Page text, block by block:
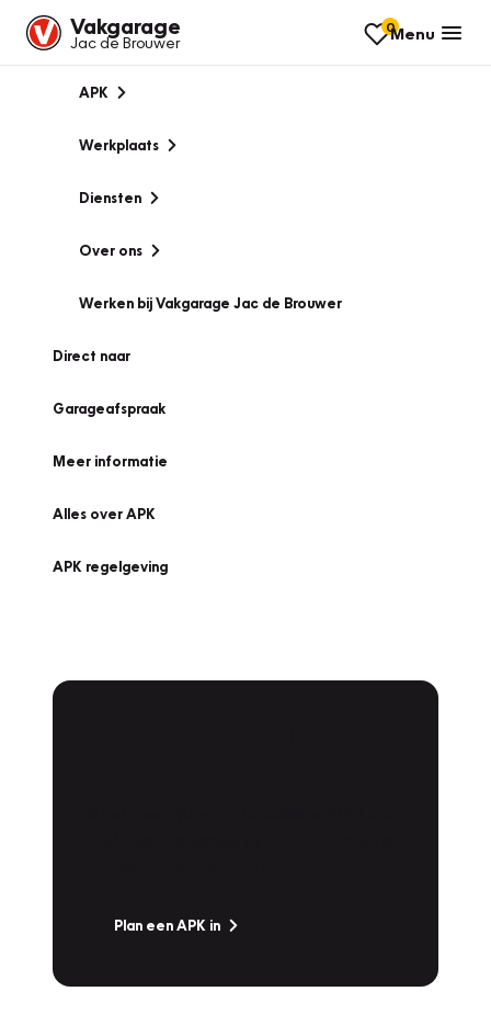
Vakgarage
Jac de Brouwer
0Menu
APK
Werkplaats
Diensten
Over ons
Werken bij Vakgarage Jac de Brouwer
Direct naar
Garageafspraak
Meer informatie
Alles over APK
APK regelgeving
Plan een APK in